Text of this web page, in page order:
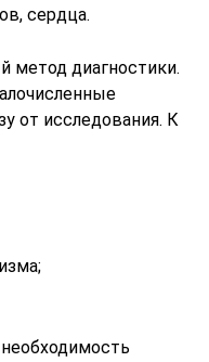
сердца.
метод диагностики.
от исследования. К